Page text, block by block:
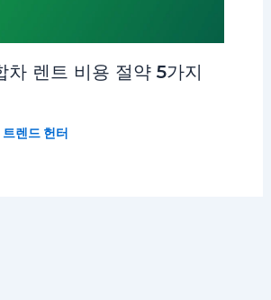
차 렌트 비용 절약 5가지
트렌드 헌터